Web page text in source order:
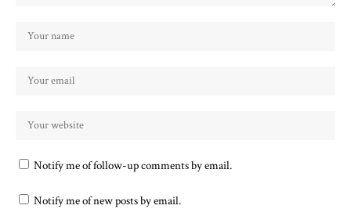
Notify me of follow-up comments by email.
Notify me of new posts by email.